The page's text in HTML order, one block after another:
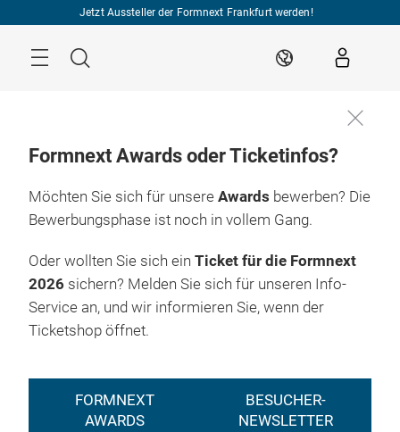
Jetzt Aussteller der Formnext Frankfurt werden!
Suche DE
Formnext Awards oder Ticketinfos?
Möchten Sie sich für unsere Awards bewerben? Die
Bewerbungsphase ist noch in vollem Gang.
Oder wollten Sie sich ein Ticket für die Formnext
2026 sichern? Melden Sie sich für unseren Info-
Service an, und wir informieren Sie, wenn der
Ticketshop öffnet.
FORMNEXT
AWARDS
BESUCHER-
NEWSLETTER
HUB FÜR
ADDITIVE
MANUFACTURING
EVENTS
EXPO &
CONVENTION
INDUSTRY
INSIGHTS
INDUSTRY